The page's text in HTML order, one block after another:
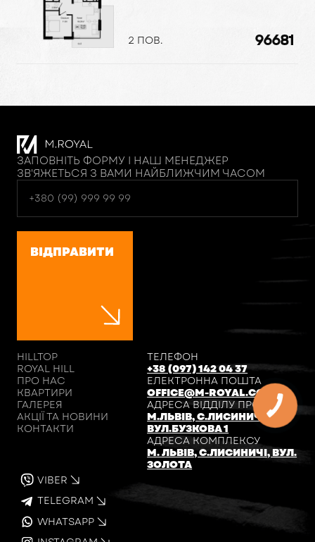
2 ПОВ. 96681
ЗАПОВНІТЬ ФОРМУ І НАШ МЕНЕДЖЕР
ЗВ'ЯЖЕТЬСЯ З ВАМИ НАЙБЛИЖЧИМ ЧАСОМ
ВІДПРАВИТИ
HILLTOP
ROYAL HILL
ПРО НАС
КВАРТИРИ
ГАЛЕРЕЯ
АКЦІЇ ТА НОВИНИ
КОНТАКТИ
ТЕЛЕФОН
+38 (097) 142 04 37
ЕЛЕКТРОННА ПОШТА
OFFICE@M-ROYAL.COM.UA
АДРЕСА ВІДДІЛУ ПРОДАЖІВ
М.ЛЬВІВ, С.ЛИСИНИЧІ,
ВУЛ.БУЗКОВА 1
АДРЕСА КОМПЛЕКСУ
М. ЛЬВІВ, С.ЛИСИНИЧІ, ВУЛ.
ЗОЛОТА
VIBER
TELEGRAM
WHATSAPP